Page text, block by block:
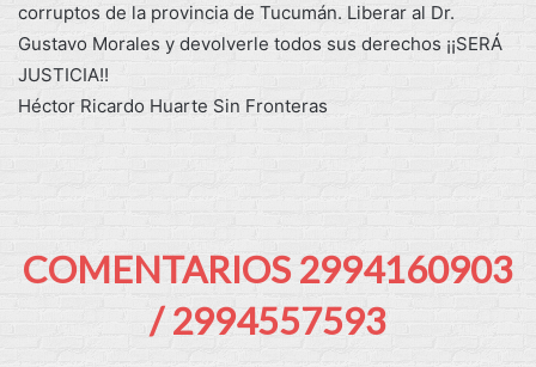
corruptos de la provincia de Tucumán. Liberar al Dr.
Gustavo Morales y devolverle todos sus derechos ¡¡SERÁ
JUSTICIA!!
Héctor Ricardo Huarte Sin Fronteras
COMENTARIOS 2994160903
/ 2994557593